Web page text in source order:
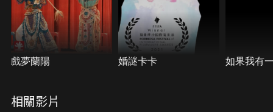
戲夢蘭陽 婚謎卡卡 如果我有
相關影片